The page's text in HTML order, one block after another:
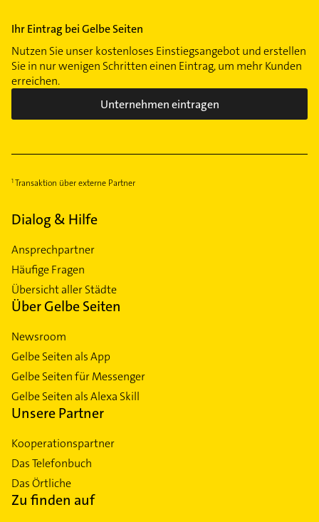
Ihr Eintrag bei Gelbe Seiten
Nutzen Sie unser kostenloses Einstiegsangebot und erstellen
Sie in nur wenigen Schritten einen Eintrag, um mehr Kunden
erreichen.
Unternehmen eintragen
Transaktion über externe Partner
Dialog & Hilfe
Ansprechpartner
Häufige Fragen
Übersicht aller Städte
Über Gelbe Seiten
Newsroom
Gelbe Seiten als App
Gelbe Seiten für Messenger
Gelbe Seiten als Alexa Skill
Unsere Partner
Kooperationspartner
Das Telefonbuch
Das Örtliche
Zu finden auf